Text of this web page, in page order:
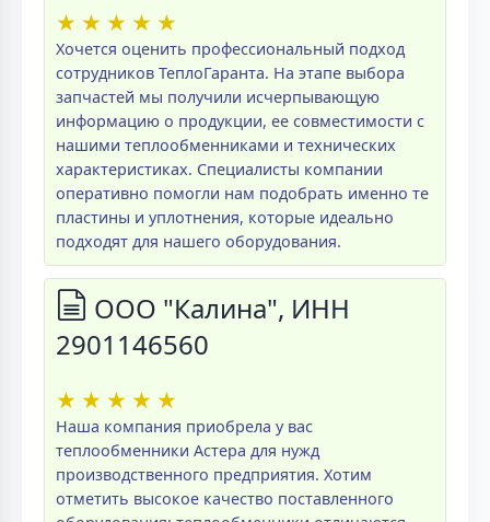
★ ★ ★ ★ ★
Хочется оценить профессиональный подход
сотрудников ТеплоГаранта. На этапе выбора
запчастей мы получили исчерпывающую
информацию о продукции, ее совместимости с
нашими теплообменниками и технических
характеристиках. Специалисты компании
оперативно помогли нам подобрать именно те
пластины и уплотнения, которые идеально
подходят для нашего оборудования.
ООО "Калина", ИНН
2901146560
★ ★ ★ ★ ★
Наша компания приобрела у вас
теплообменники Астера для нужд
производственного предприятия. Хотим
отметить высокое качество поставленного